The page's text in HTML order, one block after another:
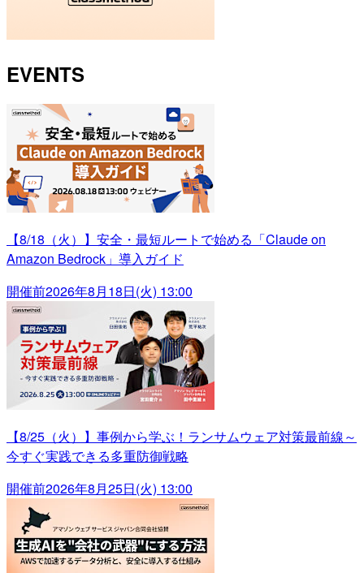
EVENTS
【8/18（火）】安全・最短ルートで始める「Claude on
Amazon Bedrock」導入ガイド
開催前2026年8月18日(火) 13:00
【8/25（火）】事例から学ぶ！ランサムウェア対策最前線～
今すぐ実践できる多重防御戦略
開催前2026年8月25日(火) 13:00